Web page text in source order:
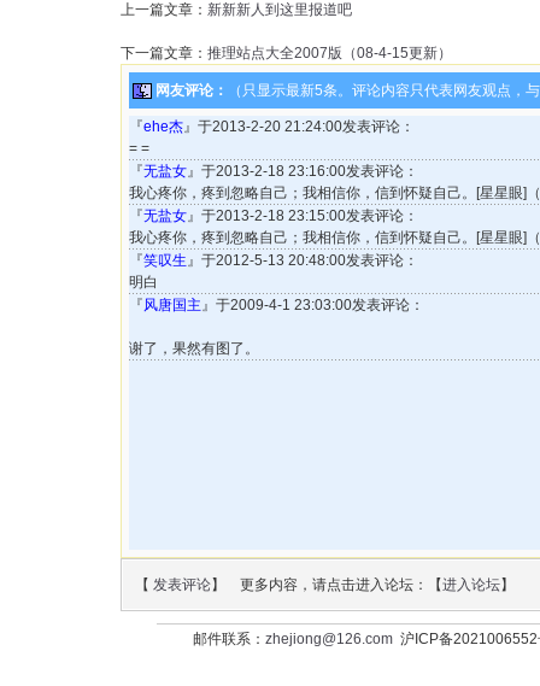
上一篇文章： 新新新人到这里报道吧
下一篇文章： 推理站点大全2007版（08-4-15更新）
网友评论： （只显示最新5条。评论内容只代表网友观点，
『ehe杰』于2013-2-20 21:24:00发表评论：
= =
『无盐女』于2013-2-18 23:16:00发表评论：
我心疼你，疼到忽略自己；我相信你，信到怀疑自己。[星星眼]
『无盐女』于2013-2-18 23:15:00发表评论：
我心疼你，疼到忽略自己；我相信你，信到怀疑自己。[星星眼]
『笑叹生』于2012-5-13 20:48:00发表评论：
明白
『风唐国主』于2009-4-1 23:03:00发表评论：
谢了，果然有图了。
【 发表评论】 更多内容，请点击进入论坛：【进入论坛】
邮件联系： zhejiong@126.com沪ICP备